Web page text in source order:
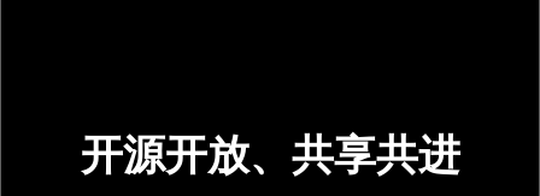
开源开放、共享共进
具身智能